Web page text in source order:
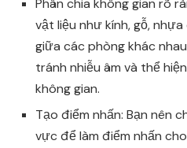
Phân chia không gian rõ
vật liệu như kính, gỗ,
giữa các phòng khác
tránh nhiễu âm và thể
không gian.
Tạo điểm nhấn: Bạn nên
vực để làm điểm nhấn cho